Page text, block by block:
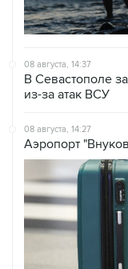
08 августа, 14:37
В Севастополе
из-за атак ВСУ
08 августа, 14:27
Аэропорт